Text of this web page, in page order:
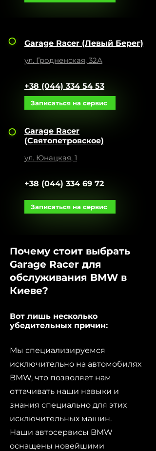
Записаться на сервис
Garage Racer
(Святопетровское)
ул. Юнацкая, 1
+38 (044) 334 69 72
Записаться на сервис
Garage Racer (Левый Берег)
ул. Гродненская, 32А
+38 (044) 334 54 53
Почему стоит выбрать
Garage Racer для
обслуживания BMW в
Киеве?
Вот лишь несколько
убедительных причин:
Мы специализируемся
исключительно на автомобилях
BMW, что позволяет нам
оттачивать наши навыки и
знания специально для этих
исключительных машин.
Наши автосервисы BMW
оснащены новейшими